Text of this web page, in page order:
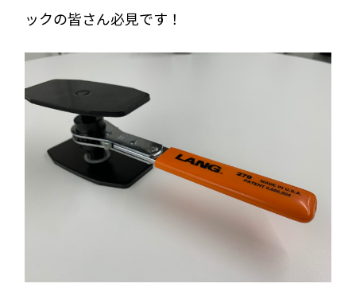
ックの皆さん必見です！